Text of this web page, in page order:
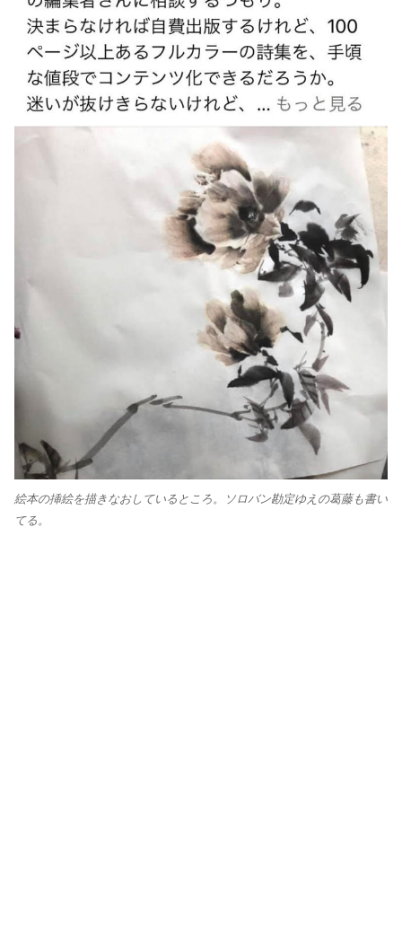
絵本の挿絵を描きなおしているところ。ソロバン勘定ゆえの葛藤も書い
てる。